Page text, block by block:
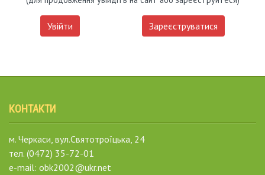
Увійти Зареєструватися
КОНТАКТИ
м. Черкаси, вул.Святотроїцька, 24
тел. (0472) 35-72-01
e-mail: obk2002@ukr.net